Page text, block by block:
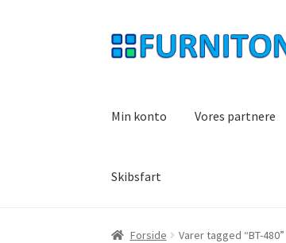
Spring
til
Spring
til
Min konto Vores partnere
Skibsfart
Forside Varer tagged “BT-480”